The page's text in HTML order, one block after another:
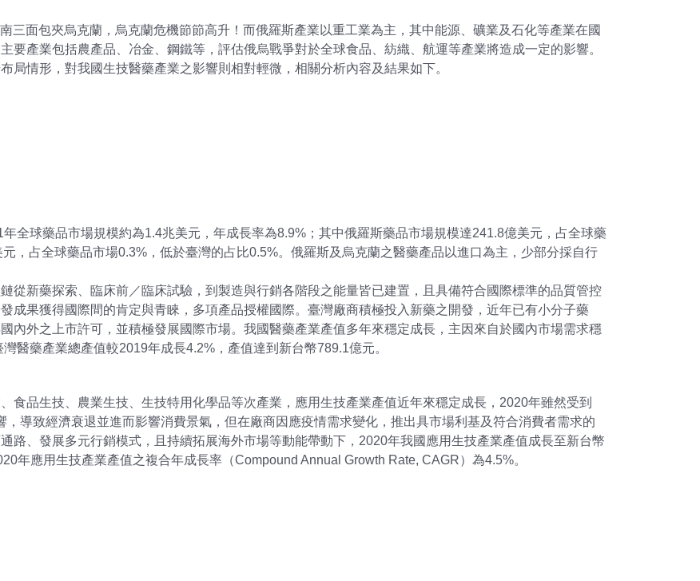
三面包夾烏克蘭，烏克蘭危機節節高升！而俄羅斯產業以重工業為主，其中能源、礦業及石化等產業在國
要產業包括農產品、冶金、鋼鐵等，評估俄烏戰爭對於全球食品、紡織、航運等產業將造成一定的影響。
局情形，對我國生技醫藥產業之影響則相對輕微，相關分析內容及結果如下。
全球藥品市場規模約為1.4兆美元，年成長率為8.9%；其中俄羅斯藥品市場規模達241.8億美元，占全球藥
，占全球藥品市場0.3%，低於臺灣的占比0.5%。俄羅斯及烏克蘭之醫藥產品以進口為主，少部分採自行
從新藥探索、臨床前／臨床試驗，到製造與行銷各階段之能量皆已建置，且具備符合國際標準的品質管控
成果獲得國際間的肯定與青睞，多項產品授權國際。臺灣廠商積極投入新藥之開發，近年已有小分子藥
內外之上市許可，並積極發展國際市場。我國醫藥產業產值多年來穩定成長，主因來自於國內市場需求穩
醫藥產業總產值較2019年成長4.2%，產值達到新台幣789.1億元。
食品生技、農業生技、生技特用化學品等次產業，應用生技產業產值近年來穩定成長，2020年雖然受到
導致經濟衰退並進而影響消費景氣，但在廠商因應疫情需求變化，推出具市場利基及符合消費者需求的
路、發展多元行銷模式，且持續拓展海外市場等動能帶動下，2020年我國應用生技產業產值成長至新台幣
年應用生技產業產值之複合年成長率（Compound Annual Growth Rate, CAGR）為4.5%。